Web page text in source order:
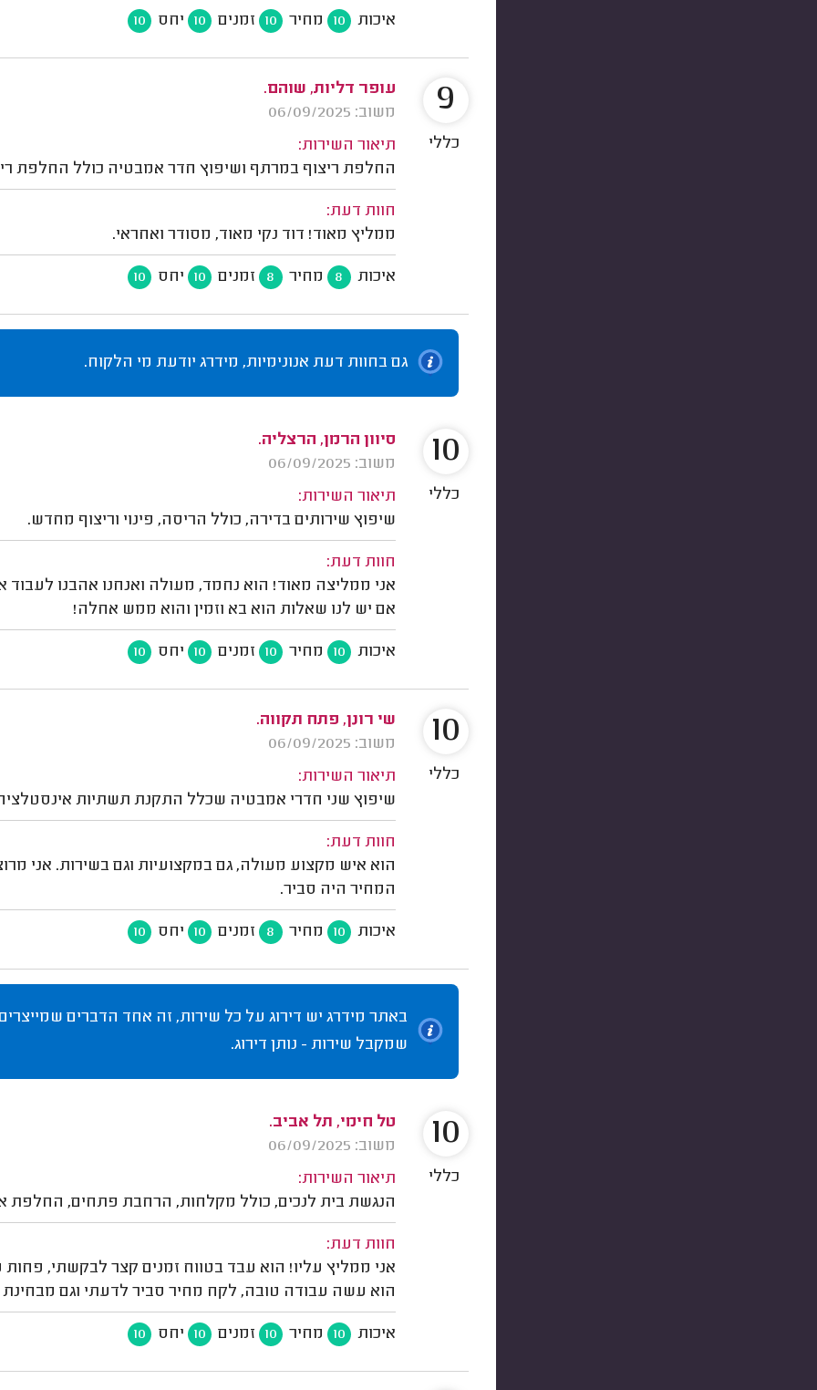
איכות 10 מחיר 10 זמנים 10 יחס 10
עופר דליות, שוהם.
משוב: 06/09/2025
תיאור השירות:
החלפת ריצוף במרתף ושיפוץ חדר אמבטיה כולל החלפת
חוות דעת:
ממליץ מאוד! דוד נקי מאוד, מסודר ואחראי.
איכות 8 מחיר 8 זמנים 10 יחס 10
9
כללי
גם בחוות דעת אנונימיות, מידרג יודעת מי הלקוח.
סיוון הרמן, הרצליה.
משוב: 06/09/2025
תיאור השירות:
שיפוץ שירותים בדירה, כולל הריסה, פינוי וריצוף מחדש.
חוות דעת:
אני ממליצה מאוד! הוא נחמד, מעולה ואנחנו אהבנו
אם יש לנו שאלות הוא בא וזמין והוא ממש אחלה!
איכות 10 מחיר 10 זמנים 10 יחס 10
10
כללי
שי רונן, פתח תקווה.
משוב: 06/09/2025
תיאור השירות:
שיפוץ שני חדרי אמבטיה שכלל התקנת תשתיות
חוות דעת:
הוא איש מקצוע מעולה, גם במקצועיות וגם בשירות. אני
המחיר היה סביר.
איכות 10 מחיר 8 זמנים 10 יחס 10
10
כללי
באתר מידרג יש דירוג על כל שירות, זה אחד הדברים
שמקבל שירות - נותן דירוג.
טל חימי, תל אביב.
משוב: 06/09/2025
תיאור השירות:
הנגשת בית לנכים, כולל מקלחות, הרחבת פתחים, החלפת
חוות דעת:
אני ממליץ עליו! הוא עבד בטווח זמנים קצר לבקשתי,
הוא עשה עבודה טובה, לקח מחיר סביר לדעתי וגם מבחינת
איכות 10 מחיר 10 זמנים 10 יחס 10
10
כללי